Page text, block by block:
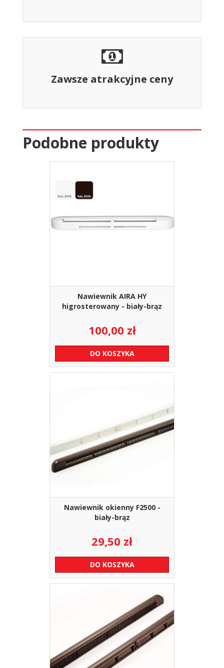
Zawsze atrakcyjne ceny
Podobne produkty
Nawiewnik AIRA HY
higrosterowany - biały-brąz
100,00 zł
DO KOSZYKA
Nawiewnik okienny F2500 -
biały-brąz
29,50 zł
DO KOSZYKA